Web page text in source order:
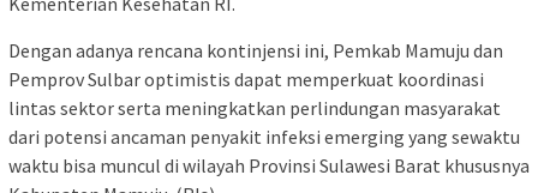
Dengan adanya rencana kontinjensi ini, Pemkab Mamuju dan
Pemprov Sulbar optimistis dapat memperkuat koordinasi
lintas sektor serta meningkatkan perlindungan masyarakat
dari potensi ancaman penyakit infeksi emerging yang sewaktu
waktu bisa muncul di wilayah Provinsi Sulawesi Barat khususnya